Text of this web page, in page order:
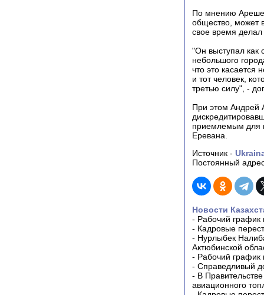
По мнению
общество, может
свое время
"Он выступал как
небольшого
что это касается
и тот человек,
третью силу", -
При этом Андрей
приемлемым для
Еревана.
Источник -
Постоянный
Новости
- Рабочий график
- Кадровые
- Нурлыбек
Актюбинской
- Рабочий график
- Справедливый
- В
авиационного